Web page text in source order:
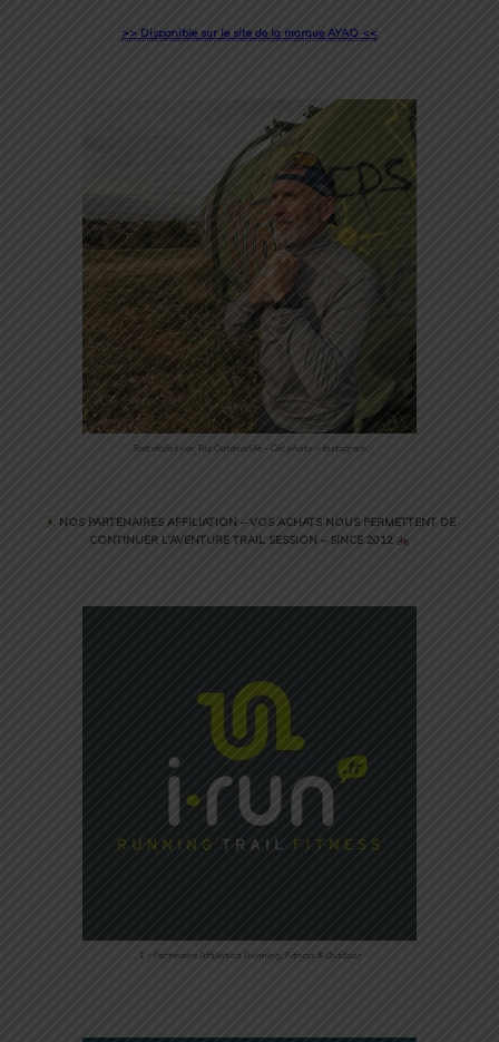
>> Disponible sur le site de la marque AYAQ <<
Test réalisé par Taz Outdoorlife – Clic photo = Instagram
NOS PARTENAIRES AFFILIATION – VOS ACHATS NOUS PERMETTENT DE
CONTINUER L’AVENTURE TRAIL SESSION – SINCE 2012
1 – Partenaire Affiliation Running, Fitness & Outdoor